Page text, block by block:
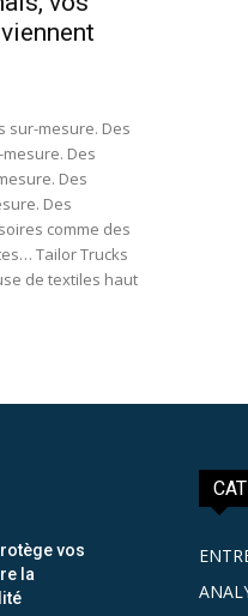
sur-mesure. Des
Des
Des
Des
comme des
Tailor Trucks
de textiles haut
vos
la